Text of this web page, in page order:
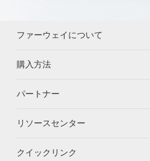
ファーウェイについて
購入方法
パートナー
リソースセンター
クイックリンク